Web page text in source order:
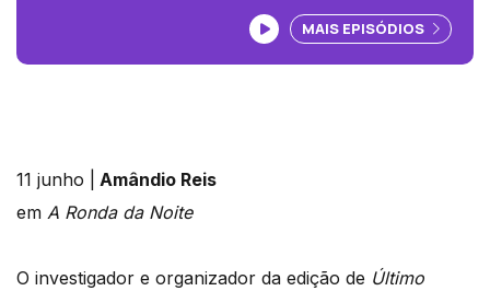
Ouvir podcast
MAIS EPISÓDIOS
11 junho |
Amândio Reis
em A Ronda da Noite
O investigador e organizador da edição de Último